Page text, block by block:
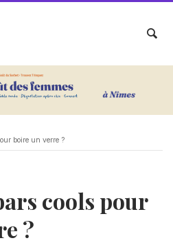
boire un verre ?
cools pour
?